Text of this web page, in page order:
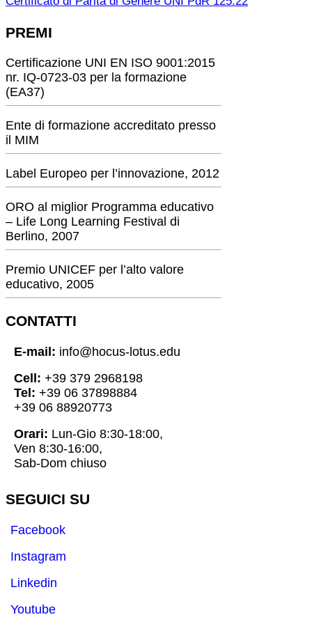
PREMI
Certificazione UNI EN ISO 9001:2015
nr. IQ-0723-03 per la formazione
(EA37)
Ente di formazione accreditato presso
il MIM
Label Europeo per l’innovazione, 2012
ORO al miglior Programma educativo
– Life Long Learning Festival di
Berlino, 2007
Premio UNICEF per l’alto valore
educativo, 2005
CONTATTI
E-mail: info@hocus-lotus.edu
Cell: +39 379 2968198
Tel: +39 06 37898884
+39 06 88920773
Orari: Lun-Gio 8:30-18:00,
Ven 8:30-16:00,
Sab-Dom chiuso
SEGUICI SU
Facebook
Instagram
Linkedin
Youtube